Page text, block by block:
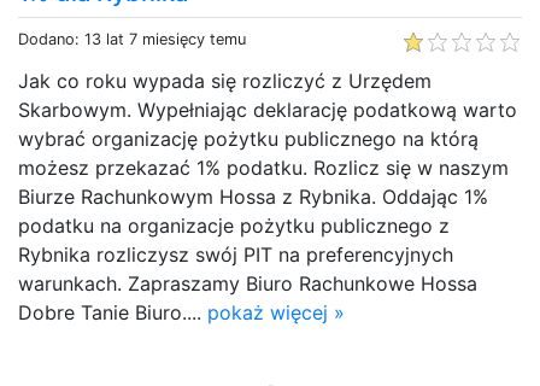
Dodano: 13 lat 7 miesięcy temu
Jak co roku wypada się rozliczyć z Urzędem
Skarbowym. Wypełniając deklarację podatkową warto
wybrać organizację pożytku publicznego na którą
możesz przekazać 1% podatku. Rozlicz się w naszym
Biurze Rachunkowym Hossa z Rybnika. Oddając 1%
podatku na organizacje pożytku publicznego z
Rybnika rozliczysz swój PIT na preferencyjnych
warunkach. Zapraszamy Biuro Rachunkowe Hossa
Dobre Tanie Biuro.... pokaż więcej »